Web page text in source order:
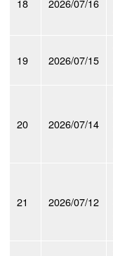
19 2026/07/15
20 2026/07/14
21 2026/07/12